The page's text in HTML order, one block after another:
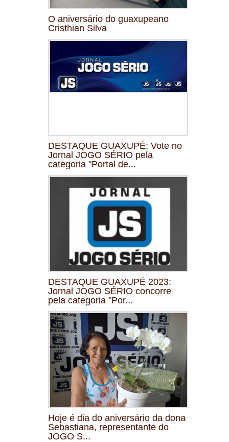
O aniversário do guaxupeano
Cristhian Silva
DESTAQUE GUAXUPÉ: Vote no
Jornal JOGO SÉRIO pela
categoria "Portal de...
DESTAQUE GUAXUPÉ 2023:
Jornal JOGO SÉRIO concorre
pela categoria "Por...
Hoje é dia do aniversário da dona
Sebastiana, representante do
JOGO S...